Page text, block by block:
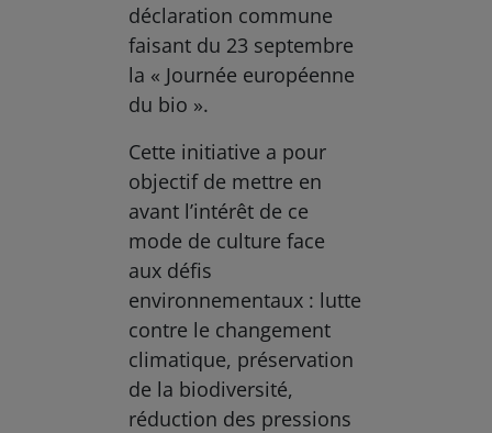
déclaration commune
faisant du 23 septembre
la « Journée européenne
du bio ».
Cette initiative a pour
objectif de mettre en
avant l’intérêt de ce
mode de culture face
aux défis
environnementaux : lutte
contre le changement
climatique, préservation
de la biodiversité,
réduction des pressions